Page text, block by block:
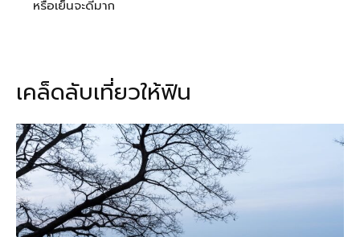
หรือเย็นจะดีมาก
เคล็ดลับเที่ยวให้ฟิน